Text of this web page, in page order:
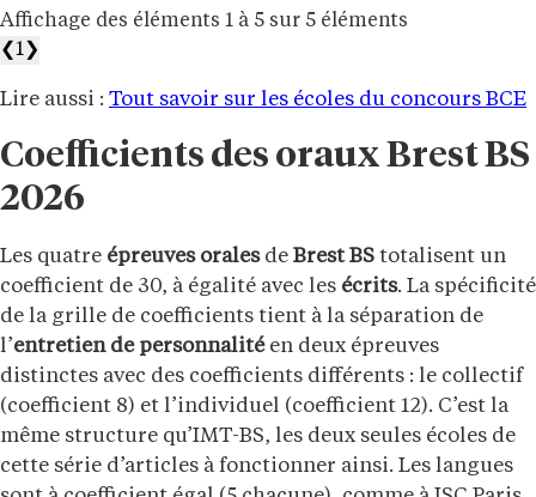
Affichage des éléments 1 à 5 sur 5 éléments
❮1 ❯
Lire aussi : Tout savoir sur les écoles du concours BCE
Coefficients des oraux Brest BS
2026
Les quatre épreuves oralesde Brest BS totalisent un
coefficient de 30, à égalité avec les écrits. La spécificité
de la grille de coefficients tient à la séparation de
l’entretien de personnalitéen deux épreuves
distinctes avec des coefficients différents : le collectif
(coefficient 8) et l’individuel (coefficient 12). C’est la
même structure qu’IMT-BS, les deux seules écoles de
cette série d’articles à fonctionner ainsi. Les langues